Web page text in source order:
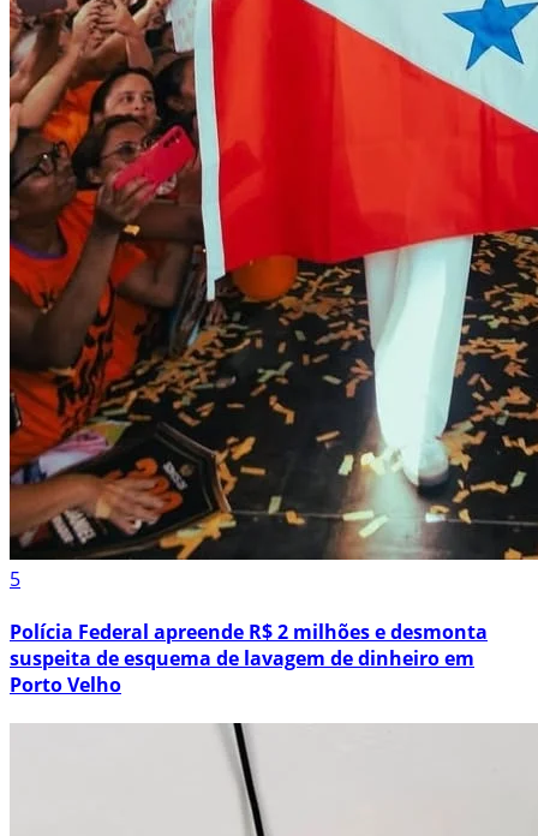
5
Polícia Federal apreende R$ 2 milhões e desmonta
suspeita de esquema de lavagem de dinheiro em
Porto Velho